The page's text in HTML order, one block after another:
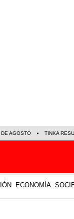
DE AGOSTO TINKA
ECONOMÍA